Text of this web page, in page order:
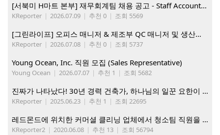
[서북미 H마트 본부] 재무회계팀 채용 공고 - Staff Accountant
KReporter | 2026.07.09 | 추천 0 | 조회 5569
[그린라이프] 오피스 매니저 & 제조부 QC 매니저 및 생산직, 웨어하우스 직원 모집
KReporter | 2026.07.08 | 추천 0 | 조회 5737
Young Ocean, Inc. 직원 모집 (Sales Representative)
Young Ocean | 2026.07.07 | 추천 1 | 조회 5682
진짜가 나타났다! 30년 경력 건축가, 하나님의 일꾼 요한이 책임 시공합니다.
KReporter | 2025.06.23 | 추천 1 | 조회 22695
레드몬드에 위치한 커머셜 클리닝 업체에서 청소팀 직원을 모집합니다.
KReporter2 | 2020.06.08 | 추천 13 | 조회 56794